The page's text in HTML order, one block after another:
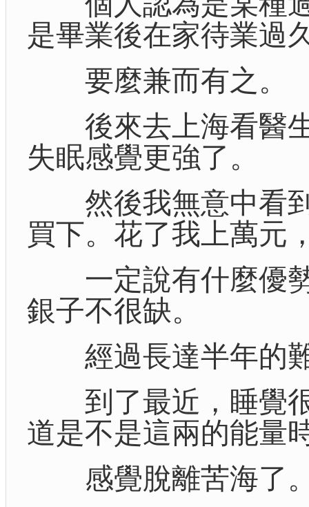
是畢業後在家待業過
要麼兼而有之。
後來去上海看醫生
失眠感覺更強了。
然後我無意中看到
買下。花了我上萬元
一定說有什麼優勢
銀子不很缺。
經過長達半年的難
到了最近，睡覺很
道是不是這兩的能量
感覺脫離苦海了